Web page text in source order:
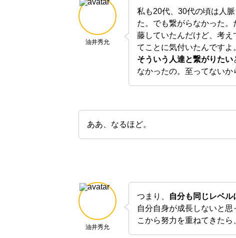
油井秀允
私も20代、30代の頃は人
た。でも繋がらなかった
藤していたんだけど、考
てことに気付いたんですよ
そういう人達と繋がりたい
なかったの。至ってないか
ああ、なるほど。
油井秀允
つまり、 自分も同じレベ
自分自身が成長しないと
こから努力を重ねてきたら